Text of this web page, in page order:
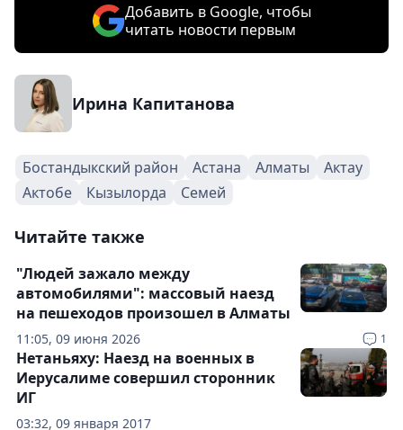
Добавить в Google, чтобы
читать новости первым
Ирина Капитанова
Бостандыкский район Астана Алматы
Актау
Актобе
Кызылорда Семей
Читайте также
11:05, 09 июня 2026 1
"Людей зажало между
автомобилями": массовый наезд
на пешеходов произошел в Алматы
03:32, 09 января 2017
Нетаньяху: Наезд на военных в
Иерусалиме совершил сторонник
ИГ